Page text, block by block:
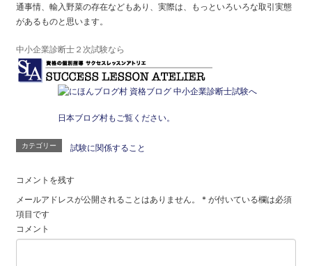
通事情、輸入野菜の存在などもあり、実際は、もっといろいろな取引実態
があるものと思います。
中小企業診断士２次試験なら
日本ブログ村もご覧ください。
カテゴリー 試験に関係すること
コメントを残す
メールアドレスが公開されることはありません。
* が付いている欄は必須
項目です
コメント